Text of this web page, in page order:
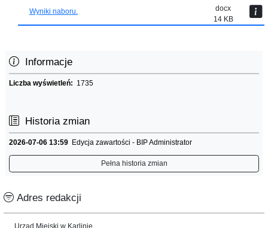
Wyniki naboru.
docx
14 KB
Informacje
Liczba wyświetleń: 1735
Historia zmian
2026-07-06 13:59 Edycja zawartości - BIP Administrator
Pełna historia zmian
Adres redakcji
Urząd Miejski w Karlinie